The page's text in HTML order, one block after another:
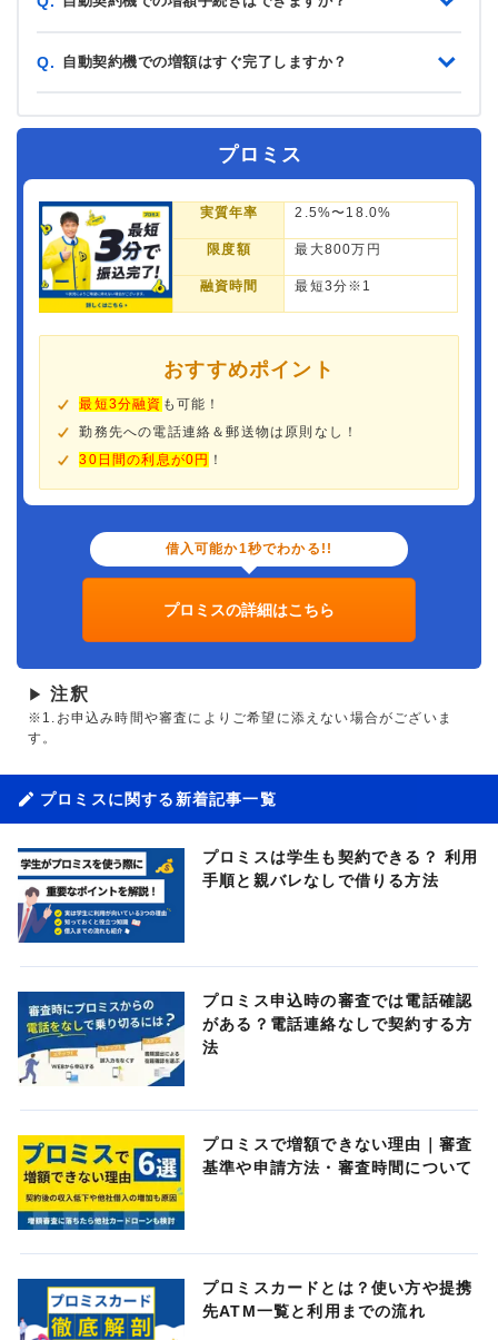
Q. 自動契約機での増額はすぐ完了しますか？
プロミス
実質年率 2.5%〜18.0%
限度額 最大800万円
融資時間 最短3分※1
おすすめポイント
最短3分融資 も可能！
勤務先への電話連絡＆郵送物は原則なし！
30日間の利息が0円 ！
借入可能か1秒でわかる!!
プロミスの詳細はこちら
▶ 注釈
※1.お申込み時間や審査によりご希望に添えない場合がございま
す。
プロミスに関する新着記事一覧
プロミスは学生も契約できる？ 利用
手順と親バレなしで借りる方法
プロミス申込時の審査では電話確認
がある？電話連絡なしで契約する方
法
プロミスで増額できない理由｜審査
基準や申請方法・審査時間について
プロミスカードとは？使い方や提携
先ATM一覧と利用までの流れ